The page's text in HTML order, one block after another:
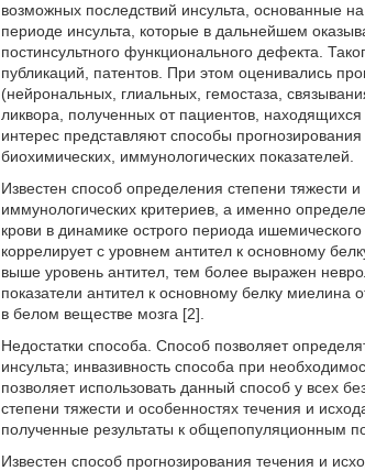
возможных последствий инсульта, основанные
периоде инсульта, которые в дальнейшем
постинсультного функционального дефекта.
публикаций, патентов. При этом оценивались
(нейрональных, глиальных, гемостаза,
ликвора, полученных от пациентов,
интерес представляют способы
биохимических, иммунологических показателей.
Известен способ определения степени тяжести
иммунологических критериев, а именно
крови в динамике острого периода
коррелирует с уровнем антител к основному
выше уровень антител, тем более выражен
показатели антител к основному белку миелина
в белом веществе мозга [2].
Недостатки способа. Способ позволяет
инсульта; инвазивность способа при
позволяет использовать данный способ у всех
степени тяжести и особенностях течения и
полученные результаты к общепопуляционным
Известен способ прогнозирования течения и